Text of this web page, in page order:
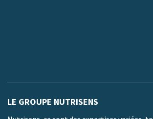
LE GROUPE NUTRISENS